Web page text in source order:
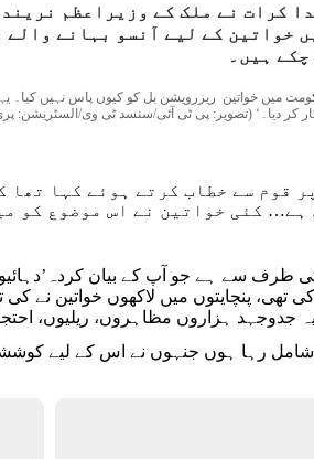
کرات نے ملک کے وزیراعظم
خواتین کے لیے آنسو بہانے
ہیں۔
کر دیا۔‘ (تصویر: پی ٹی آئی/سنسد ٹی وی/السٹریشن:
قوم سے خطاب کرتے ہوئے کہا تھا
ہے… کئی خواتین نے اس موضوع کو
طرف سے ہے جو آپ کے بیان
تھی، پنچایتوں میں لاکھوں خواتین نے
جدوجہد ہزاروں مظاہروں، ریلیوں،